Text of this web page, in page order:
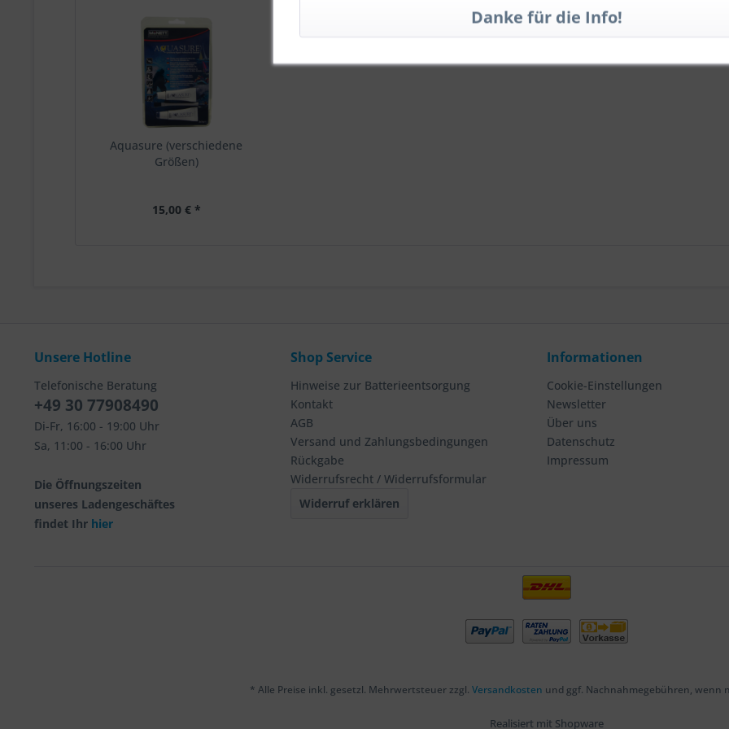
Aquasure (verschiedene
Größen)
15,00 € *
Unsere Hotline
Telefonische Beratung
+49 30 77908490
Di-Fr, 16:00 - 19:00 Uhr
Sa, 11:00 - 16:00 Uhr
Die Öffnungszeiten
unseres Ladengeschäftes
findet Ihr hier
Shop Service
Hinweise zur Batterieentsorgung
Kontakt
AGB
Versand und Zahlungsbedingungen
Rückgabe
Widerrufsrecht / Widerrufsformular
Widerruf erklären
Informationen
Cookie-Einstellungen
Newsletter
Über uns
Datenschutz
Impressum
* Alle Preise inkl. gesetzl. Mehrwertsteuer zzgl. Versandkosten und ggf. Nachnahmegebühren, wenn
Realisiert mit Shopware